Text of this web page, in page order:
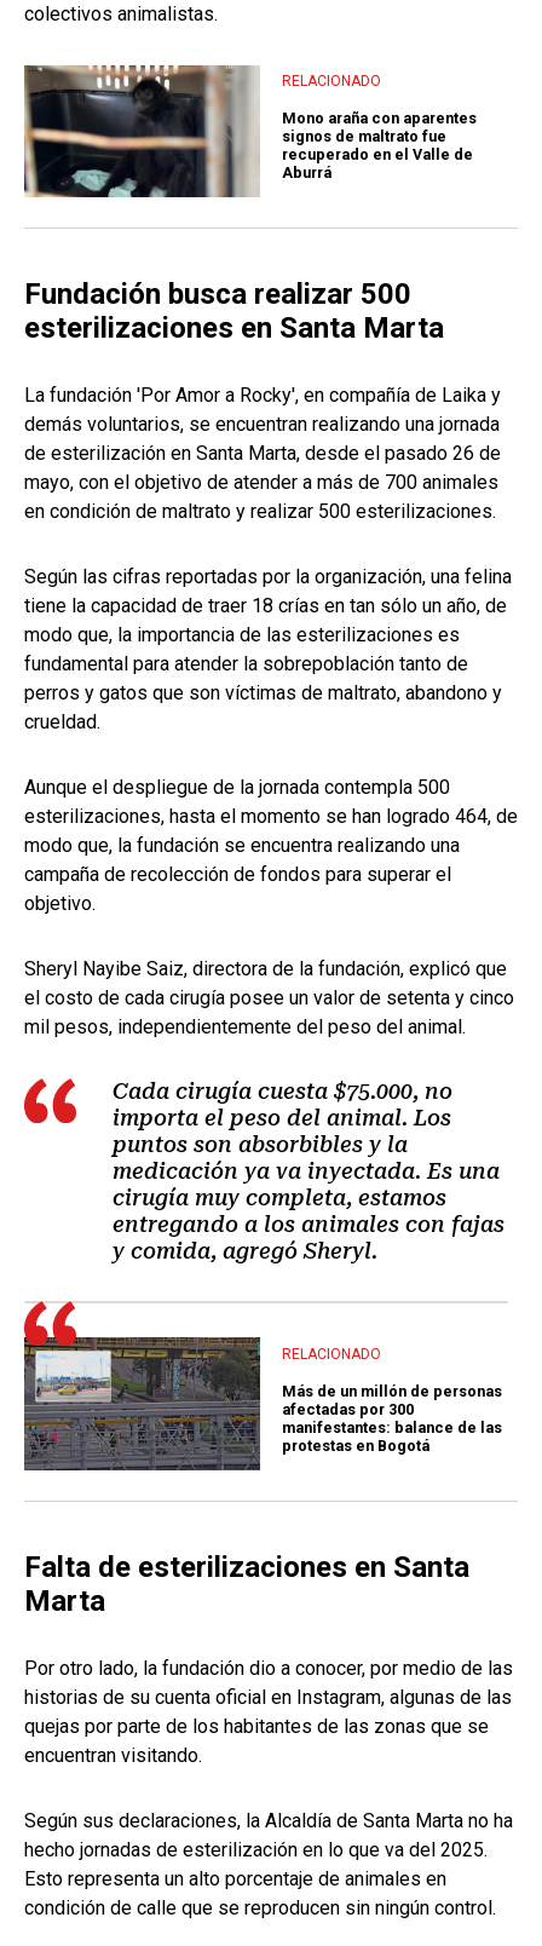
colectivos animalistas.
RELACIONADO
Mono araña con aparentes
signos de maltrato fue
recuperado en el Valle de
Aburrá
Fundación busca realizar 500
esterilizaciones en Santa Marta
La fundación 'Por Amor a Rocky', en compañía de Laika y
demás voluntarios, se encuentran realizando una jornada
de esterilización en Santa Marta, desde el pasado 26 de
mayo, con el objetivo de atender a más de 700 animales
en condición de maltrato y realizar 500 esterilizaciones.
Según las cifras reportadas por la organización, una felina
tiene la capacidad de traer 18 crías en tan sólo un año, de
modo que, la importancia de las esterilizaciones es
fundamental para atender la sobrepoblación tanto de
perros y gatos que son víctimas de maltrato, abandono y
crueldad.
Aunque el despliegue de la jornada contempla 500
esterilizaciones, hasta el momento se han logrado 464, de
modo que, la fundación se encuentra realizando una
campaña de recolección de fondos para superar el
objetivo.
Sheryl Nayibe Saiz, directora de la fundación, explicó que
el costo de cada cirugía posee un valor de setenta y cinco
mil pesos, independientemente del peso del animal.
Cada cirugía cuesta $75.000, no
importa el peso del animal. Los
puntos son absorbibles y la
medicación ya va inyectada. Es una
cirugía muy completa, estamos
entregando a los animales con fajas
y comida, agregó Sheryl.
RELACIONADO
Más de un millón de personas
afectadas por 300
manifestantes: balance de las
protestas en Bogotá
Falta de esterilizaciones en Santa
Marta
Por otro lado, la fundación dio a conocer, por medio de las
historias de su cuenta oficial en Instagram, algunas de las
quejas por parte de los habitantes de las zonas que se
encuentran visitando.
Según sus declaraciones, la Alcaldía de Santa Marta no ha
hecho jornadas de esterilización en lo que va del 2025.
Esto representa un alto porcentaje de animales en
condición de calle que se reproducen sin ningún control.